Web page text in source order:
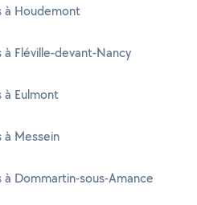
à Houdemont
à Fléville-devant-Nancy
à Eulmont
à Messein
à Dommartin-sous-Amance